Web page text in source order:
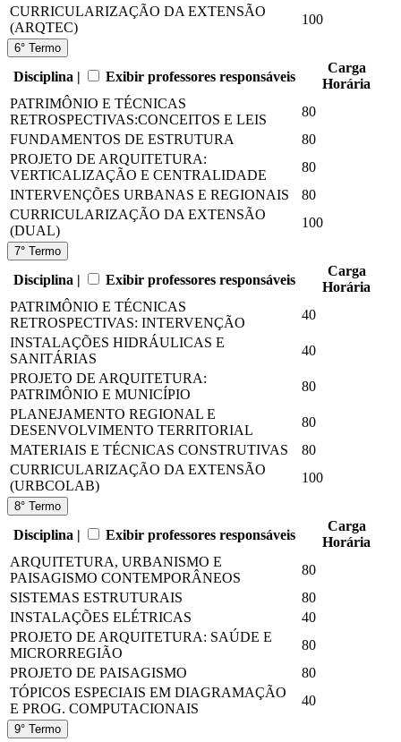
CURRICULARIZAÇÃO DA EXTENSÃO
(ARQTEC)
100
6° Termo
Disciplina | Exibir professores responsáveis
Carga
Horária
PATRIMÔNIO E TÉCNICAS
RETROSPECTIVAS:CONCEITOS E LEIS
80
FUNDAMENTOS DE ESTRUTURA
80
PROJETO DE ARQUITETURA:
VERTICALIZAÇÃO E CENTRALIDADE
80
INTERVENÇÕES URBANAS E REGIONAIS
80
CURRICULARIZAÇÃO DA EXTENSÃO
(DUAL)
100
7° Termo
Disciplina | Exibir professores responsáveis
Carga
Horária
PATRIMÔNIO E TÉCNICAS
RETROSPECTIVAS: INTERVENÇÃO
40
INSTALAÇÕES HIDRÁULICAS E
SANITÁRIAS
40
PROJETO DE ARQUITETURA:
PATRIMÔNIO E MUNICÍPIO
80
PLANEJAMENTO REGIONAL E
DESENVOLVIMENTO TERRITORIAL
80
MATERIAIS E TÉCNICAS CONSTRUTIVAS
80
CURRICULARIZAÇÃO DA EXTENSÃO
(URBCOLAB)
100
8° Termo
Disciplina | Exibir professores responsáveis
Carga
Horária
ARQUITETURA, URBANISMO E
PAISAGISMO CONTEMPORÂNEOS
80
SISTEMAS ESTRUTURAIS
80
INSTALAÇÕES ELÉTRICAS
40
PROJETO DE ARQUITETURA: SAÚDE E
MICRORREGIÃO
80
PROJETO DE PAISAGISMO
80
TÓPICOS ESPECIAIS EM DIAGRAMAÇÃO
E PROG. COMPUTACIONAIS
40
9° Termo